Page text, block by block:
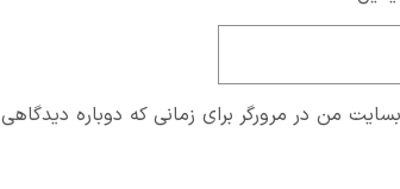
من در مرورگر برای زمانی که دوباره دیدگاهی